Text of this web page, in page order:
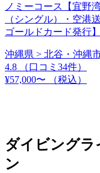
ノミーコース【宜野
（シングル）・空港
ゴールドカード発行】
沖縄県 > 北谷・沖縄
4.8
（口コミ34件）
¥57,000〜
（税込）
ダイビングラ
ン